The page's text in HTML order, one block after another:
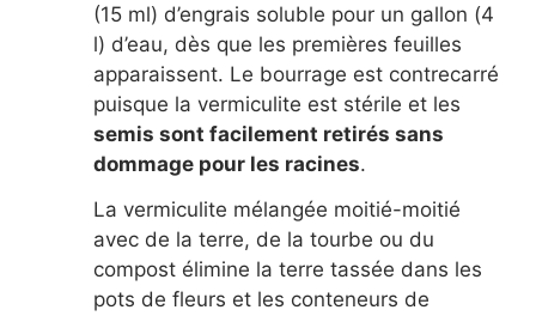
(15 ml) d’engrais soluble pour un gallon (4
l) d’eau, dès que les premières feuilles
apparaissent. Le bourrage est contrecarré
puisque la vermiculite est stérile et les
semis sont facilement retirés sans
dommage pour les racines.
La vermiculite mélangée moitié-moitié
avec de la terre, de la tourbe ou du
compost élimine la terre tassée dans les
pots de fleurs et les conteneurs de